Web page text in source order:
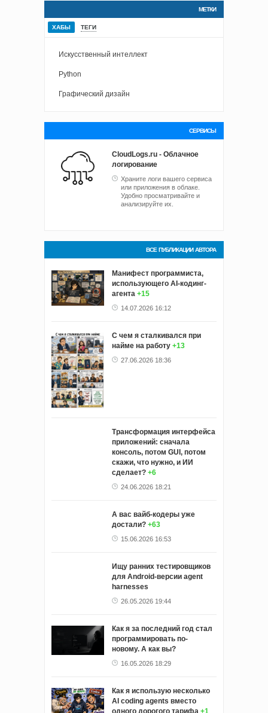
МЕТКИ
ХАБЫ ТЕГИ
Искусственный интеллект
Python
Графический дизайн
СЕРВИСЫ
CloudLogs.ru - Облачное
логирование
Храните логи вашего сервиса
или приложения в облаке.
Удобно просматривайте и
анализируйте их.
ВСЕ ПУБЛИКАЦИИ АВТОРА
Манифест программиста,
использующего AI-кодинг-
агента +15
14.07.2026 16:12
С чем я сталкивался при
найме на работу +13
27.06.2026 18:36
Трансформация интерфейса
приложений: сначала
консоль, потом GUI, потом
скажи, что нужно, и ИИ
сделает? +6
24.06.2026 18:21
А вас вайб-кодеры уже
достали? +63
15.06.2026 16:53
Ищу ранних тестировщиков
для Android-версии agent
harnesses
26.05.2026 19:44
Как я за последний год стал
программировать по-
новому. А как вы?
16.05.2026 18:29
Как я использую несколько
AI coding agents вместо
одного дорогого тарифа +1